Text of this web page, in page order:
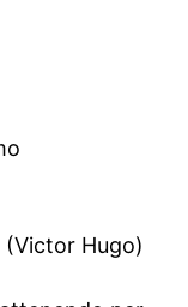
(Victor Hugo)